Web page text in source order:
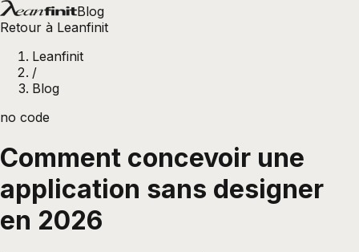
Blog
Retour à Leanfinit
Leanfinit
/
Blog
no code
Comment concevoir une
application sans designer
en 2026